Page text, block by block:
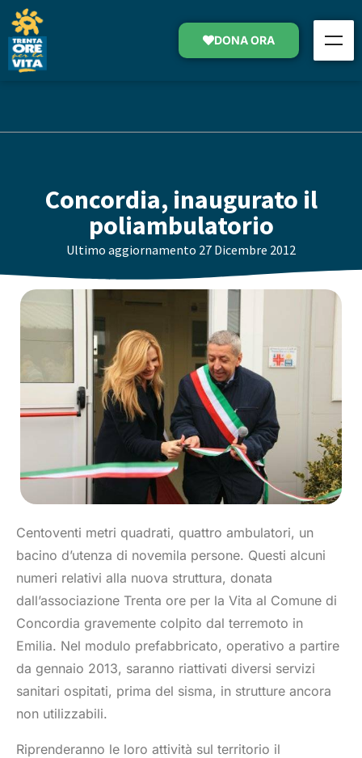
DONA ORA
Concordia, inaugurato il
poliambulatorio
Ultimo aggiornamento 27 Dicembre 2012
Centoventi metri quadrati, quattro ambulatori, un
bacino d’utenza di novemila persone. Questi alcuni
numeri relativi alla nuova struttura, donata
dall’associazione Trenta ore per la Vita al Comune di
Concordia gravemente colpito dal terremoto in
Emilia. Nel modulo prefabbricato, operativo a partire
da gennaio 2013, saranno riattivati diversi servizi
sanitari ospitati, prima del sisma, in strutture ancora
non utilizzabili.
Riprenderanno le loro attività sul territorio il